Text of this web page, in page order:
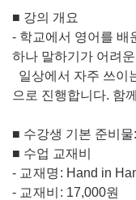
■ 강의 개요
- 학교에서 영어를 배
하나 말하기가 어려
일상에서 자주 쓰이
으로 진행합니다. 함
■ 수강생 기본 준비물:
■ 수업 교재비
- 교재명 : Hand in
- 교재비 : 17,000원